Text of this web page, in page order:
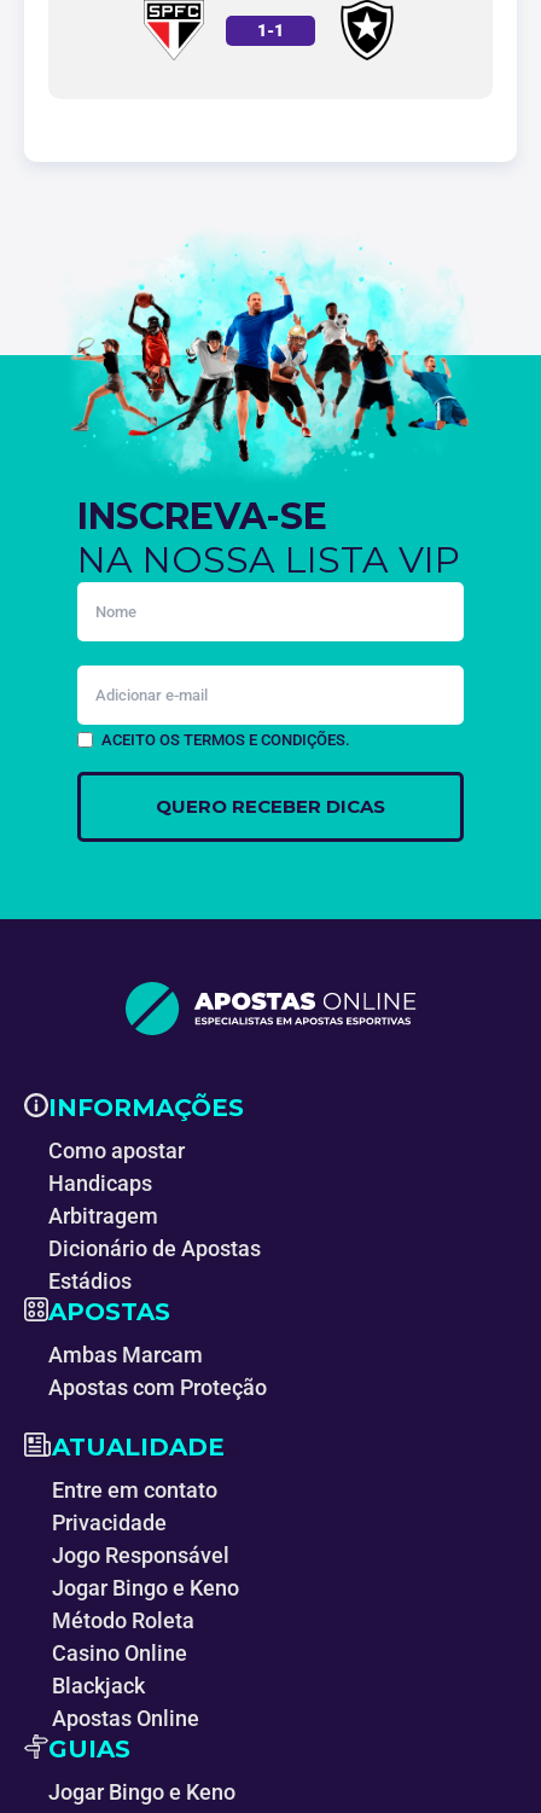
1-1
INSCREVA-SE
NA NOSSA LISTA VIP
ACEITO OS TERMOS E CONDIÇÕES.
INFORMAÇÕES
Como apostar
Handicaps
Arbitragem
Dicionário de Apostas
Estádios
APOSTAS
Ambas Marcam
Apostas com Proteção
ATUALIDADE
Entre em contato
Privacidade
Jogo Responsável
Jogar Bingo e Keno
Método Roleta
Casino Online
Blackjack
Apostas Online
GUIAS
Jogar Bingo e Keno